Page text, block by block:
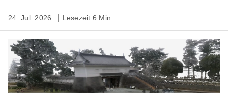
24. Jul. 2026 Lesezeit 6 Min.